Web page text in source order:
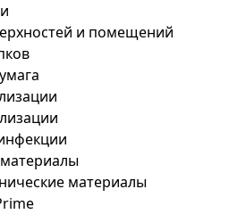
и помещений
материалы